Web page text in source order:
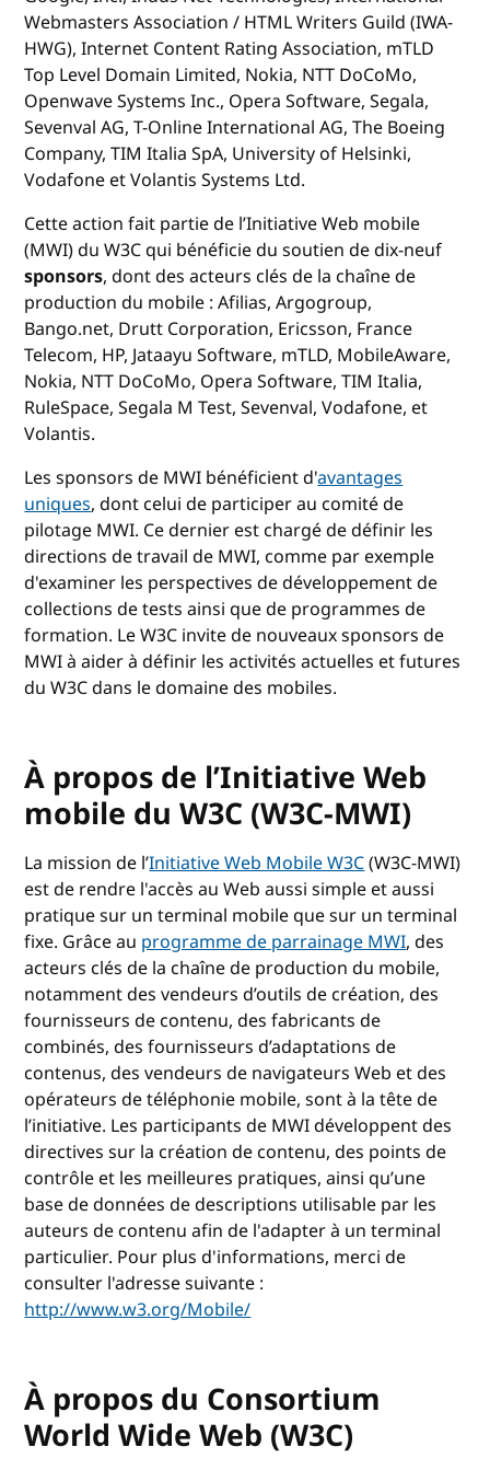
Webmasters Association / HTML Writers Guild (IWA-
HWG), Internet Content Rating Association, mTLD
Top Level Domain Limited, Nokia, NTT DoCoMo,
Openwave Systems Inc., Opera Software, Segala,
Sevenval AG, T-Online International AG, The Boeing
Company, TIM Italia SpA, University of Helsinki,
Vodafone et Volantis Systems Ltd.
Cette action fait partie de l’Initiative Web mobile
(MWI) du W3C qui bénéficie du soutien de dix-neuf
sponsors, dont des acteurs clés de la chaîne de
production du mobile : Afilias, Argogroup,
Bango.net, Drutt Corporation, Ericsson, France
Telecom, HP, Jataayu Software, mTLD, MobileAware,
Nokia, NTT DoCoMo, Opera Software, TIM Italia,
RuleSpace, Segala M Test, Sevenval, Vodafone, et
Volantis.
Les sponsors de MWI bénéficient d'avantages
uniques, dont celui de participer au comité de
pilotage MWI. Ce dernier est chargé de définir les
directions de travail de MWI, comme par exemple
d'examiner les perspectives de développement de
collections de tests ainsi que de programmes de
formation. Le W3C invite de nouveaux sponsors de
MWI à aider à définir les activités actuelles et futures
du W3C dans le domaine des mobiles.
À propos de l’Initiative Web
mobile du W3C (W3C-MWI)
La mission de l’Initiative Web Mobile W3C(W3C-MWI)
est de rendre l'accès au Web aussi simple et aussi
pratique sur un terminal mobile que sur un terminal
fixe. Grâce au programme de parrainage MWI, des
acteurs clés de la chaîne de production du mobile,
notamment des vendeurs d’outils de création, des
fournisseurs de contenu, des fabricants de
combinés, des fournisseurs d’adaptations de
contenus, des vendeurs de navigateurs Web et des
opérateurs de téléphonie mobile, sont à la tête de
l’initiative. Les participants de MWI développent des
directives sur la création de contenu, des points de
contrôle et les meilleures pratiques, ainsi qu’une
base de données de descriptions utilisable par les
auteurs de contenu afin de l'adapter à un terminal
particulier. Pour plus d'informations, merci de
consulter l'adresse suivante :
http://www.w3.org/Mobile/
À propos du Consortium
World Wide Web (W3C)